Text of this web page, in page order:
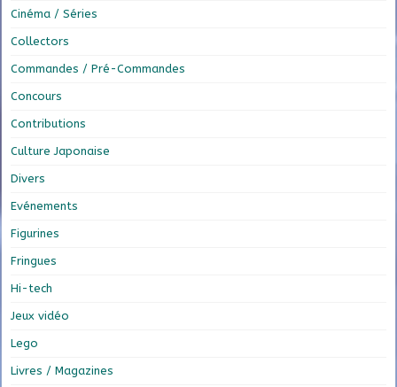
Cinéma / Séries
Collectors
Commandes / Pré-Commandes
Concours
Contributions
Culture Japonaise
Divers
Evénements
Figurines
Fringues
Hi-tech
Jeux vidéo
Lego
Livres / Magazines